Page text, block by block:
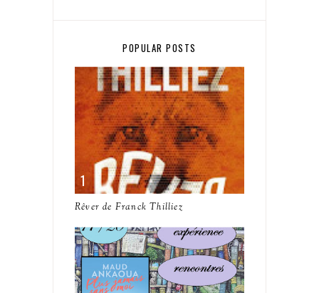
POPULAR POSTS
Rêver de Franck Thilliez